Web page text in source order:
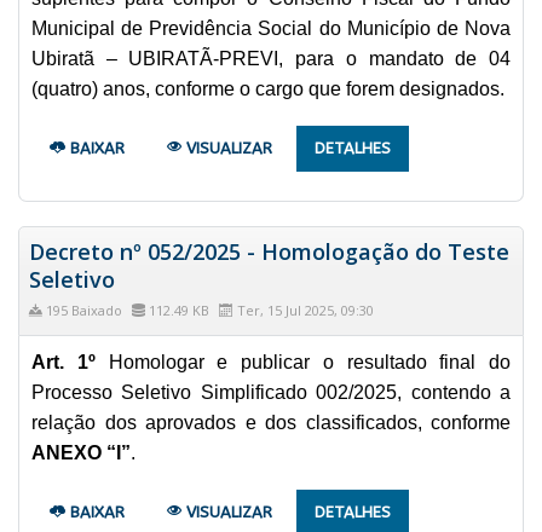
Municipal de Previdência Social do Município de Nova
Ubiratã – UBIRATÃ-PREVI, para o mandato de 04
(quatro) anos, conforme o cargo que forem designados.
BAIXAR VISUALIZAR DETALHES
Decreto nº 052/2025 - Homologação do Teste
Seletivo
195 Baixado 112.49 KB Ter, 15 Jul 2025, 09:30
Art. 1ºHomologar e publicar o resultado final do
Processo Seletivo Simplificado 002/2025, contendo a
relação dos aprovados e dos classificados, conforme
ANEXO “I”.
BAIXAR VISUALIZAR DETALHES